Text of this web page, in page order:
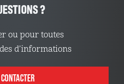
?
ou pour toutes
d’informations